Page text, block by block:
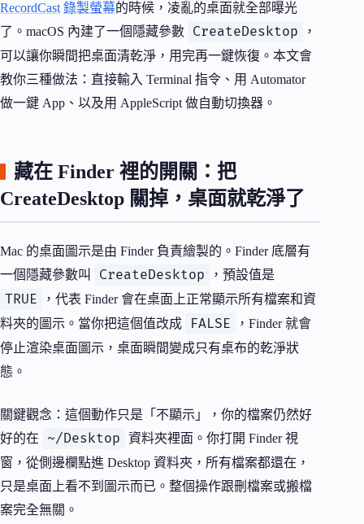
RecordCast 錄製螢幕的時候，凌亂的桌面就全部曝光
了。macOS 內建了一個隱藏參數
CreateDesktop
，
可以讓你瞬間把桌面清乾淨，用完再一鍵恢復。本文會
教你三種做法：直接輸入 Terminal 指令、用 Automator
做一鍵 App、以及用 AppleScript 做自動切換器。
藏在 Finder 裡的開關：把
CreateDesktop 關掉，桌面就乾淨了
Mac 的桌面圖示是由 Finder 負責繪製的。Finder 底層有
一個隱藏參數叫
CreateDesktop ，預設值是
TRUE
，代表 Finder 會在桌面上正常顯示所有檔案和資
料夾的圖示。當你把這個值改成
FALSE
，Finder 就會
停止渲染桌面圖示，桌面瞬間變成只有桌布的乾淨狀
態。
關鍵觀念：這個動作只是「不顯示」，你的檔案仍然好
好的在
~/Desktop
資料夾裡面。你打開 Finder 視
窗，從側邊欄點進 Desktop 資料夾，所有檔案都還在，
只是桌面上看不到圖示而已。整個操作跟刪檔案或搬檔
案完全無關。